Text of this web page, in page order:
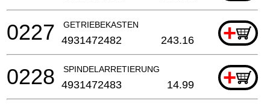
GETRIEBEKASTEN +
0227 4931472482 243.16
SPINDELARRETIERUNG +
0228 4931472483 14.99